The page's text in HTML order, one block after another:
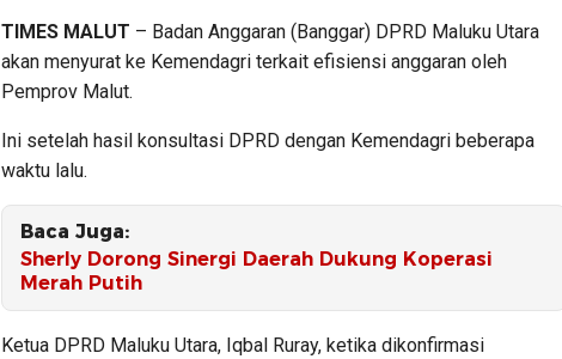
TIMES MALUT – Badan Anggaran (Banggar) DPRD Maluku Utara
akan menyurat ke Kemendagri terkait efisiensi anggaran oleh
Pemprov Malut.
Ini setelah hasil konsultasi DPRD dengan Kemendagri beberapa
waktu lalu.
Baca Juga:
Sherly Dorong Sinergi Daerah Dukung Koperasi
Merah Putih
Ketua DPRD Maluku Utara, Iqbal Ruray, ketika dikonfirmasi